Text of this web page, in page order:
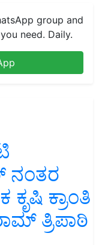
group and
need. Daily.
ನಂತರ
ಕ್ರಾಂತಿ
ತ್ರಿಪಾಠಿ